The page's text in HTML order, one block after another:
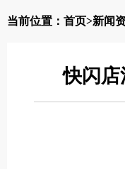
当前位置： 首页>新闻
快闪